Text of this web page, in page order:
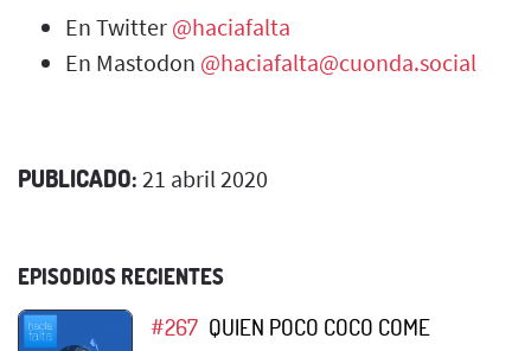
En Twitter @haciafalta
En Mastodon @haciafalta@cuonda.social
PUBLICADO: 21 abril 2020
EPISODIOS RECIENTES
#267 QUIEN POCO COCO COME